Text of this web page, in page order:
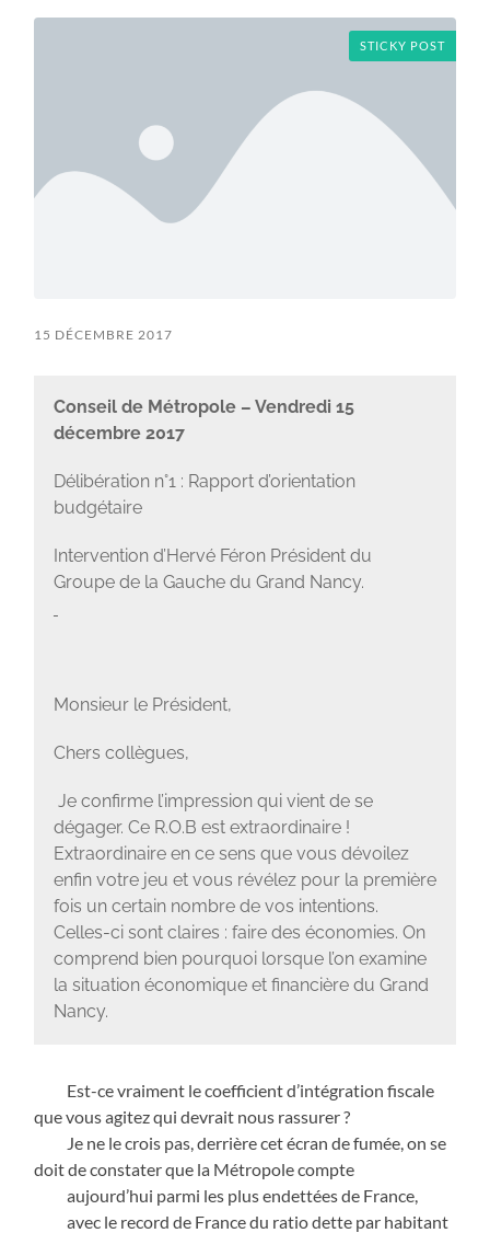
STICKY POST
15 DÉCEMBRE 2017
Conseil de Métropole – Vendredi 15
décembre 2017
Délibération n°1 : Rapport d’orientation
budgétaire
Intervention d’Hervé Féron Président du
Groupe de la Gauche du Grand Nancy.
Monsieur le Président,
Chers collègues,
Je confirme l’impression qui vient de se
dégager. Ce R.O.B est extraordinaire !
Extraordinaire en ce sens que vous dévoilez
enfin votre jeu et vous révélez pour la première
fois un certain nombre de vos intentions.
Celles-ci sont claires : faire des économies. On
comprend bien pourquoi lorsque l’on examine
la situation économique et financière du Grand
Nancy.
Est-ce vraiment le coefficient d’intégration fiscale
que vous agitez qui devrait nous rassurer ?
Je ne le crois pas, derrière cet écran de fumée, on se
doit de constater que la Métropole compte
aujourd’hui parmi les plus endettées de France,
avec le record de France du ratio dette par habitant